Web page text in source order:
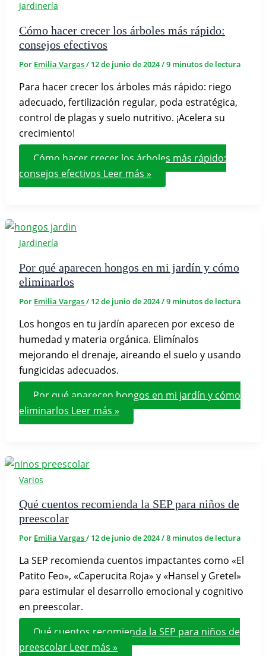
Jardinería
Cómo hacer crecer los árboles más rápido:
consejos efectivos
Por Emilia Vargas/ 12 de junio de 2024/9 minutos de lectura
Para hacer crecer los árboles más rápido: riego
adecuado, fertilización regular, poda estratégica,
control de plagas y suelo nutritivo. ¡Acelera su
crecimiento!
Cómo hacer crecer los árboles más rápido:
consejos efectivos Leer más »
Jardinería
Por qué aparecen hongos en mi jardín y cómo
eliminarlos
Por Emilia Vargas/ 12 de junio de 2024/9 minutos de lectura
Los hongos en tu jardín aparecen por exceso de
humedad y materia orgánica. Elimínalos
mejorando el drenaje, aireando el suelo y usando
fungicidas adecuados.
Por qué aparecen hongos en mi jardín y cómo
eliminarlos Leer más »
Varios
Qué cuentos recomienda la SEP para niños de
preescolar
Por Emilia Vargas/ 12 de junio de 2024/8 minutos de lectura
La SEP recomienda cuentos impactantes como «El
Patito Feo», «Caperucita Roja» y «Hansel y Gretel»
para estimular el desarrollo emocional y cognitivo
en preescolar.
Qué cuentos recomienda la SEP para niños de
preescolar Leer más »